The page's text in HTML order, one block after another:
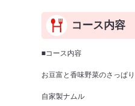
コース内容
■コース内容
お豆富と香味野菜のさっぱ
自家製ナムル